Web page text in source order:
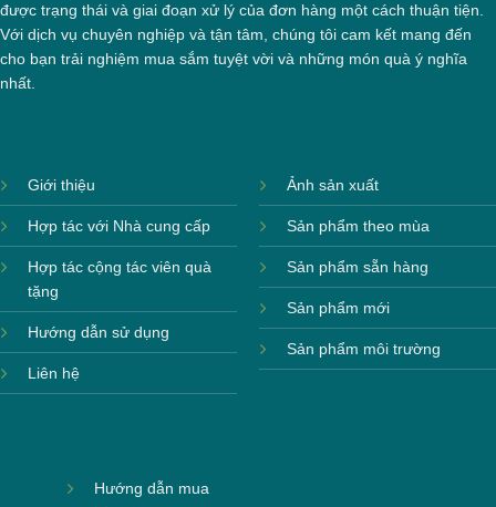
quà tặng
Thể hiện sự quan tâm của người tặng:
phin cà phê là vật dụng hữu ích, thiết thực
hàng ngày, thể hiện sự quan tâm của người
tặng.
Sử dụng sản phẩm gốm sứ
Bát Tràng truyền thống, góp phần gìn giữ và
quảng bá văn hóa Việt.
được trạng thái và giai đoạn xử lý của đơn hàng một cách thuận tiện.
Với dịch vụ chuyên nghiệp và tận tâm, chúng tôi cam kết mang đến
cho bạn trải nghiệm mua sắm tuyệt vời và những món quà ý nghĩa
nhất.
Giới thiệu
Hợp tác với Nhà cung cấp
Hợp tác cộng tác viên quà
tặng
Hướng dẫn sử dụng
Liên hệ
Ảnh sản xuất
Sản phẩm theo mùa
Sản phẩm sẵn hàng
Sản phẩm mới
Sản phẩm môi trường
Hướng dẫn mua